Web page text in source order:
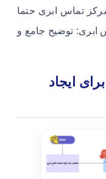
تماس ابری حتما
ابری: توضیح جامع و
ایجاد